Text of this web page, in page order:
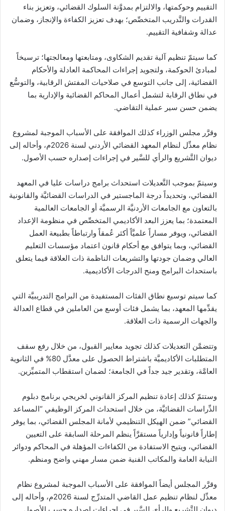
التقييم وحوكمتها، والالتزام بمدوَّنة السلوك القضائي، وتعزيز بناء
القدرات والتَّدريب المتخصِّص؛ بهدف تعزيز الكفاءة والإنجاز، وضمان
عدالة وشفافية التقييم.
كما سيتمّ تنظيم آلية تقديم الشكاوى، ومتابعتها ومعالجتها؛ ترسيخاً
لمبادئ الحوكمة، ولتجويد إجراءات المحاكمة العادلة والأحكام
القضائية، إلى جانب التوسع في صلاحيات المفتش الرقابية، والتوسُّع
في نطاق الرقابة لتشمل أعمال المحاكم القضائية والإدارية بما
يضمن حسن سير عملية التقاضي.
وقرَّر مجلس الوزراء كذلك الموافقة على الأسباب الموجبة لمشروع
نظام معدِّل لنظام المعهد القضائي الأردني لسنة 2026م، وأحاله إلى
ديوان التَّشريع والرأي للسَّير في إجراءات إصداره حسب الأصول.
وسيتمّ بموجب التَّعديلات استحداث برامج دراسات عليا في المعهد
القضائي، وتحديداً درجة الماجستير في الدراسات القضائيَّة والقانونية
بالتعاون مع الجامعات الأردنيَّة الرسميَّة أو الجامعات العالمية
المعتمدة؛ بما يعزز البعد الأكاديمي المتخصِّص في منظومة الإعداد
القضائي، ويوفر مساراً علميَّاً أكثر عُمقاً وارتباطاً بطبيعة العمل
القضائي، وبما يتوافق مع أحكام قانون اعتماد مؤسسات التعليم
العالي وضمان جودتها والتشريعات الناظمة ذات العلاقة فيما يتعلق
باستحداث البرامج ومنح الدرجات الأكاديمية.
كما سيتم توسيع نطاق الفئات المستفيدة من البرامج التدريبيَّة التي
يقدِّمها المعهد، بما يشمل فئات أوسع من العاملين في قطاع العدالة
والجهات الرسمية ذات العلاقة.
وتتضمَّن التعديلات كذلك تجويد معايير القبول، من خلال رفع سقف
المتطلبات الأكاديميَّة باشتراط الحصول على معدَّل 80% في الثانوية
العامَّة، وتقدير جيد جداً في الجامعة؛ لضمان استقطاب المتميِّزين.
وستتمّ كذلك إعادة تنظيم المركز القانوني لخريجي برنامج دبلوم
الدِّراسات القضائيَّة، من خلال استحداث المركز الوظيفي “المساعد
القضائي” ضمن الهيكل التنظيمي لأمانة المجلس القضائي، بما يوفر
إطاراً قانونياً وإدارياً مستقرَّاً ينظم المرحلة السابقة على التعيين
القضائي، ويتيح الاستفادة من الكفاءات المؤهلة في المحاكم ودوائر
النيابة العامة والمكاتب الفنية ضمن مسار مهني واضح ومنظم.
وقرَّر المجلس أيضاً الموافقة على الأسباب الموجبة لمشروع نظام
معدِّل لنظام تنظيم عمل القاضي المتدرِّج لسنة 2026م، وأحاله إلى